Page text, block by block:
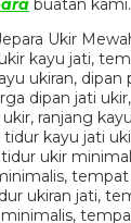
buatan kami.